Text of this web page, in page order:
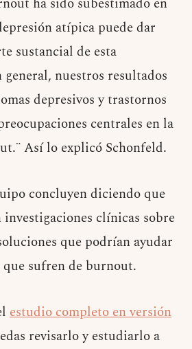
ha sido subestimado en
atípica puede dar
sustancial de esta
nuestros resultados
depresivos y trastornos
centrales en la
Así lo explicó Schonfeld.
concluyen diciendo que
investigaciones clínicas sobre
que podrían ayudar
sufren de burnout.
estudio completo en versión
revisarlo y estudiarlo a